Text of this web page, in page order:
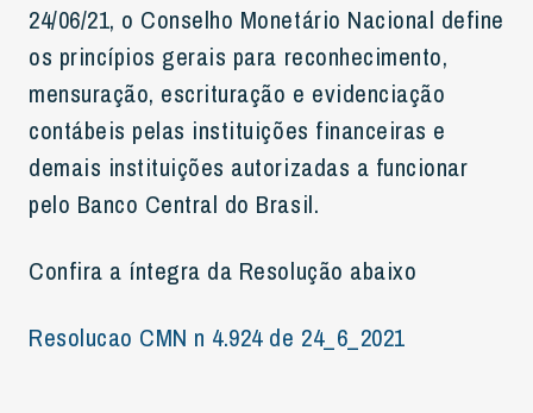
24/06/21, o Conselho Monetário Nacional define
os princípios gerais para reconhecimento,
mensuração, escrituração e evidenciação
contábeis pelas instituições financeiras e
demais instituições autorizadas a funcionar
pelo Banco Central do Brasil.
Confira a íntegra da Resolução abaixo
Resolucao CMN n 4.924 de 24_6_2021